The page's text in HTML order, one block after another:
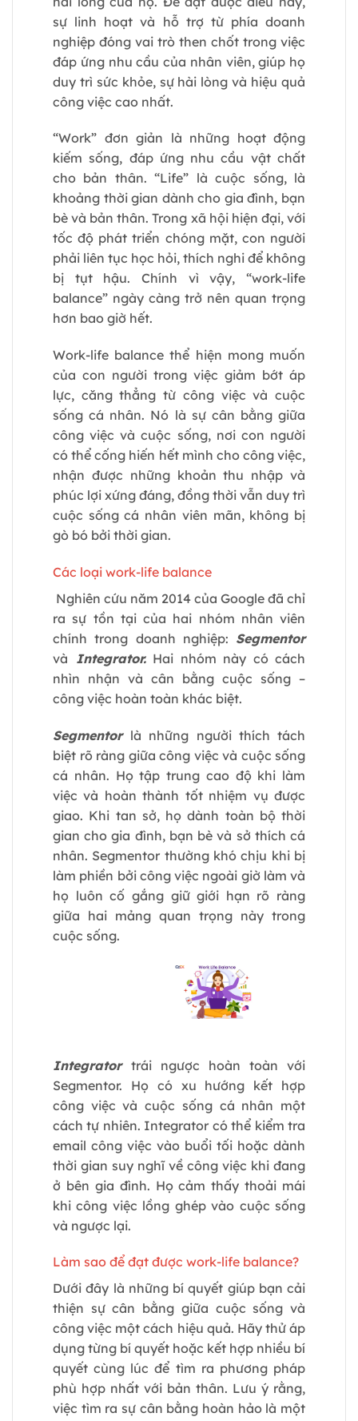
sự linh hoạt và hỗ trợ từ phía doanh
nghiệp đóng vai trò then chốt trong việc
đáp ứng nhu cầu của nhân viên, giúp họ
duy trì sức khỏe, sự hài lòng và hiệu quả
công việc cao nhất.
“Work” đơn giản là những hoạt động
kiếm sống, đáp ứng nhu cầu vật chất
cho bản thân. “Life” là cuộc sống, là
khoảng thời gian dành cho gia đình, bạn
bè và bản thân. Trong xã hội hiện đại, với
tốc độ phát triển chóng mặt, con người
phải liên tục học hỏi, thích nghi để không
bị tụt hậu. Chính vì vậy, “work-life
balance” ngày càng trở nên quan trọng
hơn bao giờ hết.
Work-life balance thể hiện mong muốn
của con người trong việc giảm bớt áp
lực, căng thẳng từ công việc và cuộc
sống cá nhân. Nó là sự cân bằng giữa
công việc và cuộc sống, nơi con người
có thể cống hiến hết mình cho công việc,
nhận được những khoản thu nhập và
phúc lợi xứng đáng, đồng thời vẫn duy trì
cuộc sống cá nhân viên mãn, không bị
gò bó bởi thời gian.
Các loại work-life balance
Nghiên cứu năm 2014 của Google đã chỉ
ra sự tồn tại của hai nhóm nhân viên
chính trong doanh nghiệp: Segmentor
và Integrator.Hai nhóm này có cách
nhìn nhận và cân bằng cuộc sống –
công việc hoàn toàn khác biệt.
Segmentor là những người thích tách
biệt rõ ràng giữa công việc và cuộc sống
cá nhân. Họ tập trung cao độ khi làm
việc và hoàn thành tốt nhiệm vụ được
giao. Khi tan sở, họ dành toàn bộ thời
gian cho gia đình, bạn bè và sở thích cá
nhân. Segmentor thường khó chịu khi bị
làm phiền bởi công việc ngoài giờ làm và
họ luôn cố gắng giữ giới hạn rõ ràng
giữa hai mảng quan trọng này trong
cuộc sống.
Integrator trái ngược hoàn toàn với
Segmentor. Họ có xu hướng kết hợp
công việc và cuộc sống cá nhân một
cách tự nhiên. Integrator có thể kiểm tra
email công việc vào buổi tối hoặc dành
thời gian suy nghĩ về công việc khi đang
ở bên gia đình. Họ cảm thấy thoải mái
khi công việc lồng ghép vào cuộc sống
và ngược lại.
Làm sao để đạt được work-life balance?
Dưới đây là những bí quyết giúp bạn cải
thiện sự cân bằng giữa cuộc sống và
công việc một cách hiệu quả. Hãy thử áp
dụng từng bí quyết hoặc kết hợp nhiều bí
quyết cùng lúc để tìm ra phương pháp
phù hợp nhất với bản thân. Lưu ý rằng,
việc tìm ra sự cân bằng hoàn hảo là một